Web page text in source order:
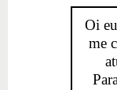
Oi
me